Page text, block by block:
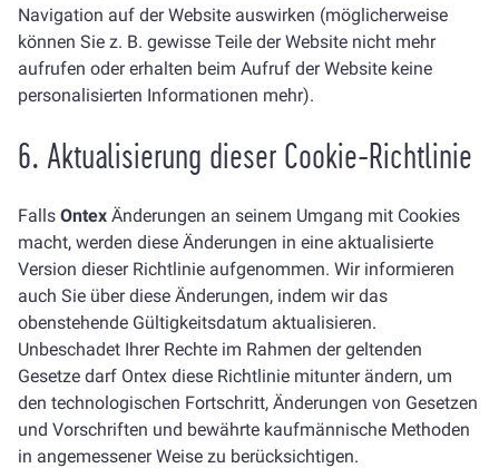
Navigation auf der Website auswirken (möglicherweise
können Sie z. B. gewisse Teile der Website nicht mehr
aufrufen oder erhalten beim Aufruf der Website keine
personalisierten Informationen mehr).
6. Aktualisierung dieser Cookie-Richtlinie
Falls Ontex Änderungen an seinem Umgang mit Cookies
macht, werden diese Änderungen in eine aktualisierte
Version dieser Richtlinie aufgenommen. Wir informieren
auch Sie über diese Änderungen, indem wir das
obenstehende Gültigkeitsdatum aktualisieren.
Unbeschadet Ihrer Rechte im Rahmen der geltenden
Gesetze darf Ontex diese Richtlinie mitunter ändern, um
den technologischen Fortschritt, Änderungen von Gesetzen
und Vorschriften und bewährte kaufmännische Methoden
in angemessener Weise zu berücksichtigen.